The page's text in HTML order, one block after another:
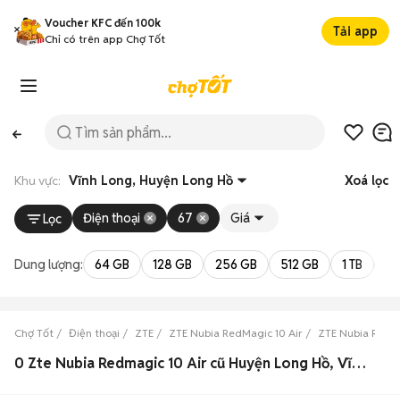
Voucher KFC đến 100k
Chỉ có trên app Chợ Tốt
Tải app
Khu vực: Vĩnh Long, Huyện Long Hồ Xoá lọc
Lọc Điện thoại 67 Giá
Dung lượng: 64 GB 128 GB 256 GB 512 GB 1 TB
Chợ Tốt Điện thoại ZTE ZTE Nubia RedMagic 10 Air ZTE Nubia
0 Zte Nubia Redmagic 10 Air cũ Huyện Long Hồ, Vĩnh Long đẹp